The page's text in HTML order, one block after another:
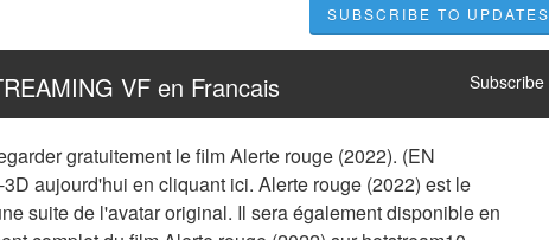
SUBSCRIBE TO UPDATES
VF en Francais Subscribe
gratuitement le film Alerte rouge (2022). (EN
aujourd'hui en cliquant ici. Alerte rouge (2022) est le
suite de l'avatar original. Il sera également disponible en